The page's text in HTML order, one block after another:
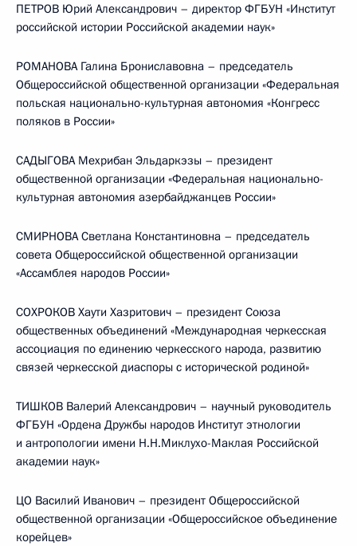
ПЕТРОВ Юрий Александрович – директор ФГБУН «Институт
российской истории Российской академии наук»
РОМАНОВА Галина Брониславовна – председатель
Общероссийской общественной организации «Федеральная
польская национально-культурная автономия «Конгресс
поляков в России»
САДЫГОВА Мехрибан Эльдаркэзы – президент
общественной организации «Федеральная национально-
культурная автономия азербайджанцев России»
СМИРНОВА Светлана Константиновна – председатель
совета Общероссийской общественной организации
«Ассамблея народов России»
СОХРОКОВ Хаути Хазритович – президент Союза
общественных объединений «Международная черкесская
ассоциация по единению черкесского народа, развитию
связей черкесской диаспоры с исторической родиной»
ТИШКОВ Валерий Александрович – научный руководитель
ФГБУН «Ордена Дружбы народов Институт этнологии
и антропологии имени Н.Н.Миклухо-Маклая Российской
академии наук»
ЦО Василий Иванович – президент Общероссийской
общественной организации «Общероссийское объединение
корейцев»